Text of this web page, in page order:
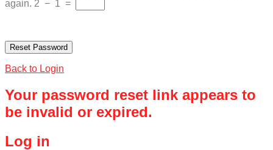
again. 2 − 1 =
Back to Login
Your password reset link appears to
be invalid or expired.
Log in